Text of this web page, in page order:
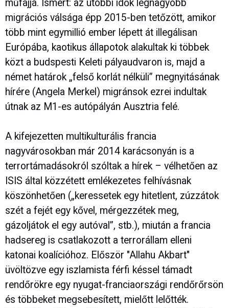
műfajjá. Ismert: az utóbbi idők legnagyobb
migrációs válsága épp 2015-ben tetőzött, amikor
több mint egymillió ember lépett át illegálisan
Európába, kaotikus állapotok alakultak ki többek
közt a budspesti Keleti pályaudvaron is, majd a
német határok „felső korlát nélküli” megnyitásának
hírére (Angela Merkel) migránsok ezrei indultak
útnak az M1-es autópályán Ausztria felé.
A kifejezetten multikulturális francia
nagyvárosokban már 2014 karácsonyán is a
terrortámadásokról szóltak a hírek – vélhetően az
ISIS által közzétett emlékezetes felhívásnak
köszönhetően („keressetek egy hitetlent, zúzzátok
szét a fejét egy kővel, mérgezzétek meg,
gázoljátok el egy autóval”, stb.), miután a francia
hadsereg is csatlakozott a terrorállam elleni
katonai koalícióhoz. Először "Allahu Akbart"
üvöltözve egy iszlamista férfi késsel támadt
rendőrökre egy nyugat-franciaországi rendőrőrsön
és többeket megsebesített, mielőtt lelőtték.